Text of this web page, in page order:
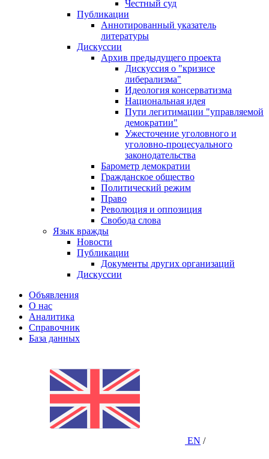
Честный суд
Публикации
Аннотированный указатель
литературы
Дискуссии
Архив предыдущего проекта
Дискуссия о "кризисе
либерализма"
Идеология консерватизма
Национальная идея
Пути легитимации "управляемой
демократии"
Ужесточение уголовного и
уголовно-процесуального
законодательства
Барометр демократии
Гражданское общество
Политический режим
Право
Революция и оппозиция
Свобода слова
Язык вражды
Новости
Публикации
Документы других организаций
Дискуссии
Объявления
О нас
Аналитика
Справочник
База данных
EN /